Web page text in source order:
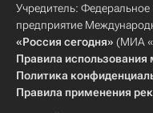
Учредитель: Федеральное
предприятие
«Россия сегодня» (МИА
Правила использования
Политика
Правила применения